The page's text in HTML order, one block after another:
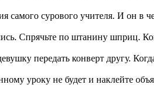
самого сурового учителя. И он в
Спрячьте по штанину шприц.
передать конверт другу.
уроку не будет и наклейте